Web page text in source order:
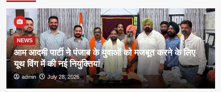
NEWS
आम आदमी पार्टी ने पंजाब के युवाओं को मजबूत करने के लिए
यूथ विंग में की नई नियुक्तियां
admin July 28, 2026